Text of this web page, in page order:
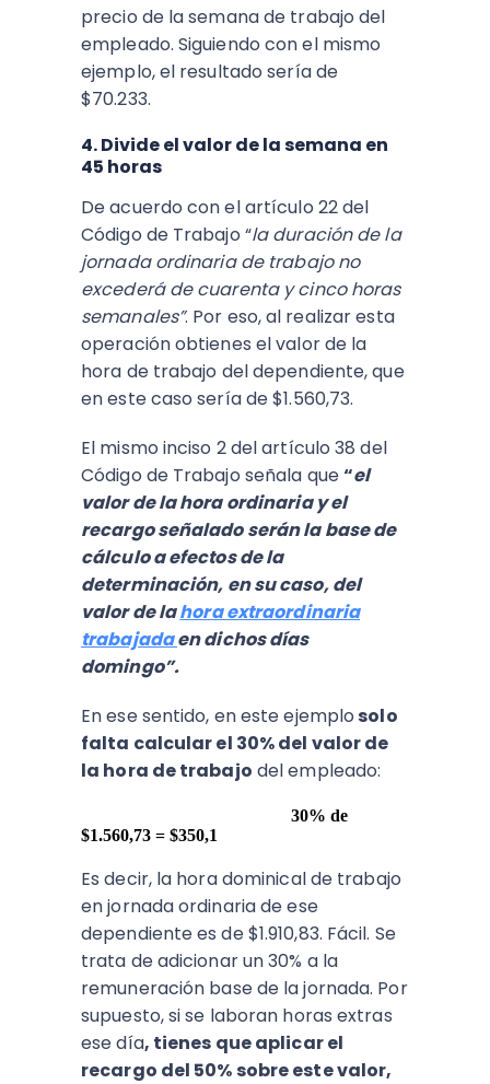
precio de la semana de trabajo del
empleado. Siguiendo con el mismo
ejemplo, el resultado sería de
$70.233.
4. Divide el valor de la semana en
45 horas
De acuerdo con el artículo 22 del
Código de Trabajo “la duración de la
jornada ordinaria de trabajo no
excederá de cuarenta y cinco horas
semanales”. Por eso, al realizar esta
operación obtienes el valor de la
hora de trabajo del dependiente, que
en este caso sería de $1.560,73.
El mismo inciso 2 del artículo 38 del
Código de Trabajo señala que“el
valor de la hora ordinaria y el
recargo señalado serán la base de
cálculo a efectos de la
determinación, en su caso, del
valor de lahora extraordinaria
trabajadaen dichos días
domingo”.
En ese sentido, en este ejemplo solo
falta calcular el 30% del valor de
la hora de trabajo del empleado:
30% de
$1.560,73 = $350,1
Es decir, la hora dominical de trabajo
en jornada ordinaria de ese
dependiente es de $1.910,83. Fácil. Se
trata de adicionar un 30% a la
remuneración base de la jornada. Por
supuesto, si se laboran horas extras
ese día, tienes que aplicar el
recargo del 50% sobre este valor,